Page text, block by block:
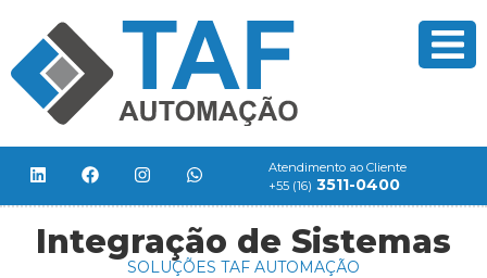
Atendimento ao Cliente
+55 (16) 3511-0400
Integração de Sistemas
SOLUÇÕES TAF AUTOMAÇÃO